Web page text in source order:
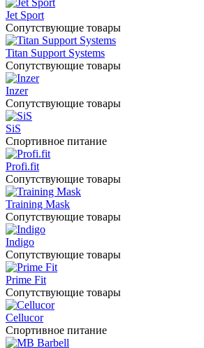
Jet Sport
Сопутствующие товары
Titan Support Systems
Сопутствующие товары
Inzer
Сопутствующие товары
SiS
Спортивное питание
Profi.fit
Сопутствующие товары
Training Mask
Сопутствующие товары
Indigo
Сопутствующие товары
Prime Fit
Сопутствующие товары
Cellucor
Спортивное питание